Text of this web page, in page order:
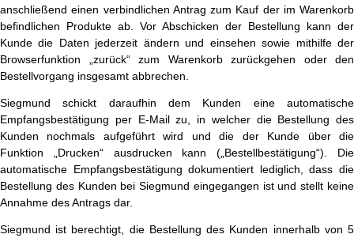
anschließend einen verbindlichen Antrag zum Kauf der im Warenkorb
befindlichen Produkte ab. Vor Abschicken der Bestellung kann der
Kunde die Daten jederzeit ändern und einsehen sowie mithilfe der
Browserfunktion „zurück“ zum Warenkorb zurückgehen oder den
Bestellvorgang insgesamt abbrechen.
Siegmund schickt daraufhin dem Kunden eine automatische
Empfangsbestätigung per E-Mail zu, in welcher die Bestellung des
Kunden nochmals aufgeführt wird und die der Kunde über die
Funktion „Drucken“ ausdrucken kann („Bestellbestätigung“). Die
automatische Empfangsbestätigung dokumentiert lediglich, dass die
Bestellung des Kunden bei Siegmund eingegangen ist und stellt keine
Annahme des Antrags dar.
Siegmund ist berechtigt, die Bestellung des Kunden innerhalb von 5